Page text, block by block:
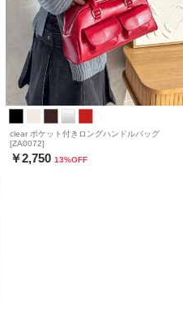
clear ポケット付きロングハンドルバッグ
[ZA0072]
￥2,750 13%OFF